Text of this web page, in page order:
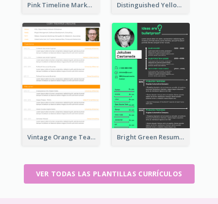
Pink Timeline Marketing Designer Resume Distinguished Yellow Resume
Vintage Orange Teacher Resume Bright Green Resume
VER TODAS LAS PLANTILLAS CURRÍCULOS